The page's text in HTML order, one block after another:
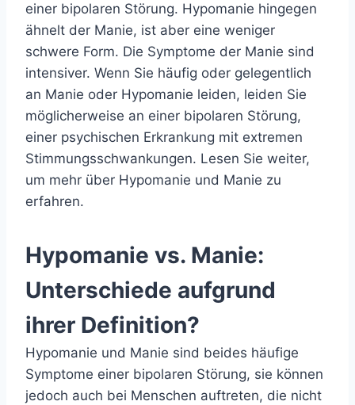
einer bipolaren Störung. Hypomanie hingegen
ähnelt der Manie, ist aber eine weniger
schwere Form. Die Symptome der Manie sind
intensiver. Wenn Sie häufig oder gelegentlich
an Manie oder Hypomanie leiden, leiden Sie
möglicherweise an einer bipolaren Störung,
einer psychischen Erkrankung mit extremen
Stimmungsschwankungen. Lesen Sie weiter,
um mehr über Hypomanie und Manie zu
erfahren.
Hypomanie vs. Manie:
Unterschiede aufgrund
ihrer Definition?
Hypomanie und Manie sind beides häufige
Symptome einer bipolaren Störung, sie können
jedoch auch bei Menschen auftreten, die nicht